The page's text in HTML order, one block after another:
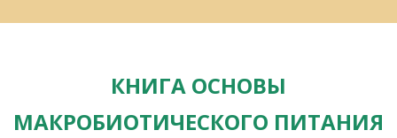
КНИГА ОСНОВЫ
МАКРОБИОТИЧЕСКОГО ПИТАНИЯ